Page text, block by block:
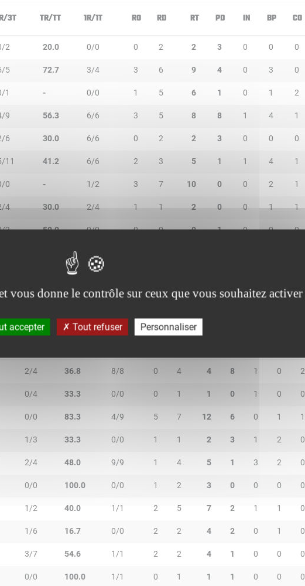
3T TR/TT 1R/1T RO RD RT PD IN BP CO
2 20.0 0/0 0 2 2 3 0 0 0
5 72.7 3/4 3 6 9 4 0 3 0
1 - 0/0 1 5 6 1 0 1 2
9 56.3 6/6 3 5 8 8 1 4 1
6 30.0 6/6 0 2 2 3 0 0 0
11 41.2 6/6 2 3 5 1 1 4 1
0 - 1/2 3 7 10 0 0 2 1
4 30.0 2/4 1 1 2 0 0 1 1
2 50.0 0/0 0 0 0 1 0 0 0
2/4 36.8 8/8 0 4 4 8 1 0 2
0/4 33.3 0/0 0 1 1 0 1 0 0
0/0 83.3 4/9 5 7 12 6 0 1 1
1/3 33.3 0/0 1 1 2 3 1 2 0
2/4 48.0 9/9 1 4 5 1 3 2 0
0/0 100.0 0/0 1 2 3 0 0 0 0
1/2 40.0 1/1 2 5 7 2 1 1 0
1/6 16.7 0/0 2 2 4 2 0 1 0
3/7 54.6 1/1 2 2 4 1 0 0 0
0/0 100.0 1/1 0 1 1 1 0 0 0
vous donne le contrôle sur ceux que vous souhaitez activer
accepter Tout refuser Personnaliser